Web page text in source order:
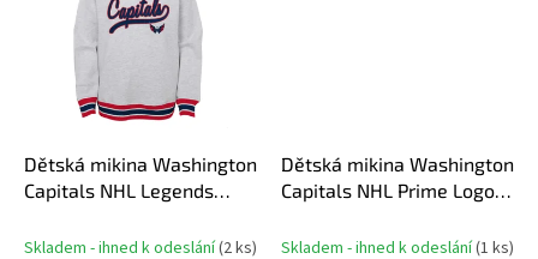
Dětská mikina Washington
Capitals NHL Legends
Skladem - ihned k odeslání(2 ks)
Dětská mikina Washington
Capitals NHL Prime Logo
Skladem - ihned k odeslání(1 ks)